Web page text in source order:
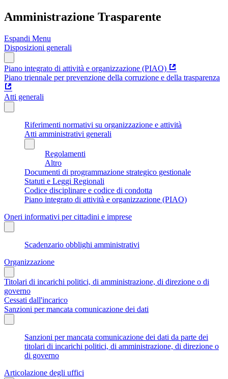
Amministrazione Trasparente
Espandi Menu
Disposizioni generali
Piano integrato di attività e organizzazione (PIAO)
Piano triennale per prevenzione della corruzione e della trasparenza
Atti generali
Riferimenti normativi su organizzazione e attività
Atti amministrativi generali
Regolamenti
Altro
Documenti di programmazione strategico gestionale
Statuti e Leggi Regionali
Codice disciplinare e codice di condotta
Piano integrato di attività e organizzazione (PIAO)
Oneri informativi per cittadini e imprese
Scadenzario obblighi amministrativi
Organizzazione
Titolari di incarichi politici, di amministrazione, di direzione o di
governo
Cessati dall'incarico
Sanzioni per mancata comunicazione dei dati
Sanzioni per mancata comunicazione dei dati da parte dei
titolari di incarichi politici, di amministrazione, di direzione o
di governo
Articolazione degli uffici